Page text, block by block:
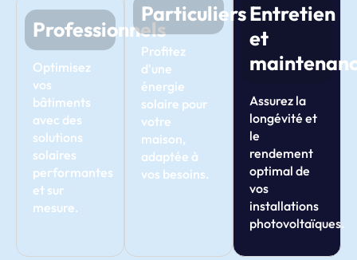
Professionnels
Optimisez
vos
bâtiments
avec des
solutions
solaires
performantes
et sur
mesure.
Particuliers
Profitez
d'une
énergie
solaire pour
votre
maison,
adaptée à
vos besoins.
Entretien
et
Assurez la
longévité et
le
rendement
optimal de
vos
installations
photovoltaïques.